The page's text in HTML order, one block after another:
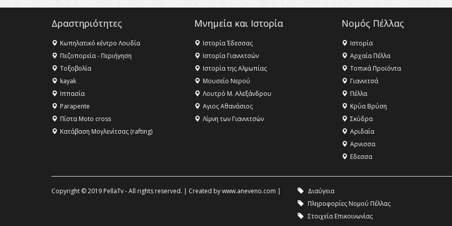
Δραστηριότητες
Κωπηλατικό κέντρο Λουδία
Πεζοπορεία - Περιήγηση
Τοξοβολία
kayak
Ιππασία
Parapente
Πίστα Moto cross
Κατάβαση Μογλενίτσας (rafting)
Μνημεία και Ιστορία
Ιστορία Έδεσσας
Ιστορία Γιαννιτσών
Ιστορία της Αλμωπίας
Μουσείο Νερού
Λουτρό Μ. Αλεξάνδρου
Αγιος Αθανάσιος
Λίμνη των Γιαννιτσών
Νομός Πέλλας
Ιστορία
Αρχαία Πέλλα
Τοπικά Προϊόντα
Γιαννιτσά
Πέλλα
Κρύα Βρύση
Σκύδρα
Αριδαία
Aρνισσα
Eδεσσα
Copyright © 2019 PellaTv - All rights reserved. | Created bywww.aneveno.com | Διαύγεια
Πληροφορίες Νομού Πέλλας
Στοιχεία Επικοινωνίας